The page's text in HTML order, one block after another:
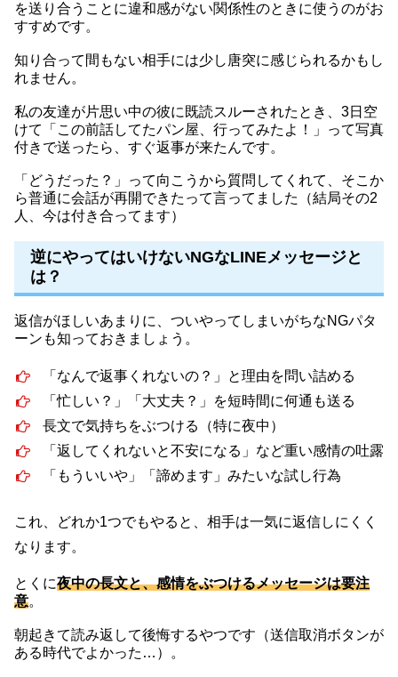
を送り合うことに違和感がない関係性のときに使うのがお
すすめです。
知り合って間もない相手には少し唐突に感じられるかもし
れません。
私の友達が片思い中の彼に既読スルーされたとき、3日空
けて「この前話してたパン屋、行ってみたよ！」って写真
付きで送ったら、すぐ返事が来たんです。
「どうだった？」って向こうから質問してくれて、そこか
ら普通に会話が再開できたって言ってました（結局その2
人、今は付き合ってます）
逆にやってはいけないNGなLINEメッセージと
は？
返信がほしいあまりに、ついやってしまいがちなNGパタ
ーンも知っておきましょう。
「なんで返事くれないの？」と理由を問い詰める
「忙しい？」「大丈夫？」を短時間に何通も送る
長文で気持ちをぶつける（特に夜中）
「返してくれないと不安になる」など重い感情の吐露
「もういいや」「諦めます」みたいな試し行為
これ、どれか1つでもやると、相手は一気に返信しにくく
なります。
とくに夜中の長文と、感情をぶつけるメッセージは要注
意。
朝起きて読み返して後悔するやつです（送信取消ボタンが
ある時代でよかった…）。